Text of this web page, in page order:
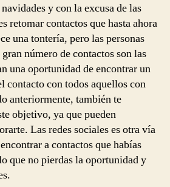
y con la excusa de las
retomar contactos que hasta ahora
una tontería, pero las personas
número de contactos son las
una oportunidad de encontrar un
contacto con todos aquellos con
anteriormente, también te
objetivo, ya que pueden
Las redes sociales es otra vía
a contactos que habías
que no pierdas la oportunidad y